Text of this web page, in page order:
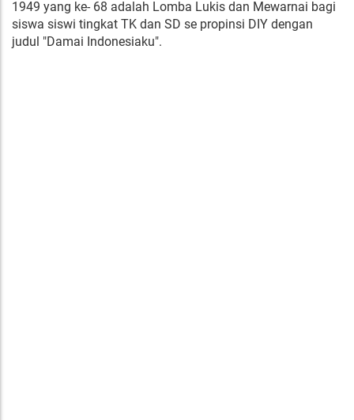
1949 yang ke- 68 adalah Lomba Lukis dan Mewarnai bagi
siswa siswi tingkat TK dan SD se propinsi DIY dengan
judul "Damai Indonesiaku".